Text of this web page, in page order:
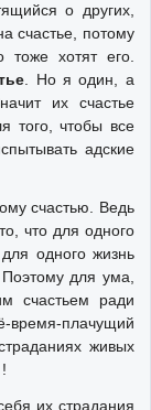
о других,
счастье, потому
хотят его.
. Но я один, а
их счастье
того, чтобы все
адские
счастью. Ведь
что для одного
одного жизнь
Поэтому для ума,
счастьем ради
плачущий
живых
!
их страдания